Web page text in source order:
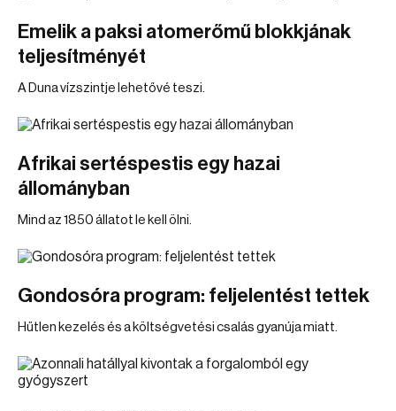
Emelik a paksi atomerőmű blokkjának
teljesítményét
A Duna vízszintje lehetővé teszi.
Afrikai sertéspestis egy hazai
állományban
Mind az 1850 állatot le kell ölni.
Gondosóra program: feljelentést tettek
Hűtlen kezelés és a költségvetési csalás gyanúja miatt.